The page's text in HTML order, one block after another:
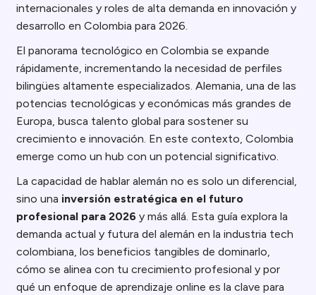
internacionales y roles de alta demanda en innovación y
desarrollo en Colombia para 2026.
El panorama tecnológico en Colombia se expande
rápidamente, incrementando la necesidad de perfiles
bilingües altamente especializados. Alemania, una de las
potencias tecnológicas y económicas más grandes de
Europa, busca talento global para sostener su
crecimiento e innovación. En este contexto, Colombia
emerge como un hub con un potencial significativo.
La capacidad de hablar alemán no es solo un diferencial,
sino una inversión estratégica en el futuro
profesional para 2026 y más allá. Esta guía explora la
demanda actual y futura del alemán en la industria tech
colombiana, los beneficios tangibles de dominarlo,
cómo se alinea con tu crecimiento profesional y por
qué un enfoque de aprendizaje online es la clave para